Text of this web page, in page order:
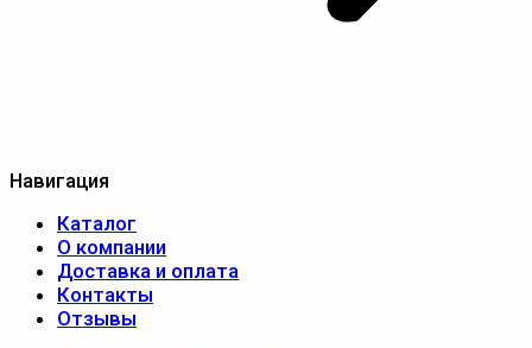
Навигация
Каталог
О компании
Доставка и оплата
Контакты
Отзывы